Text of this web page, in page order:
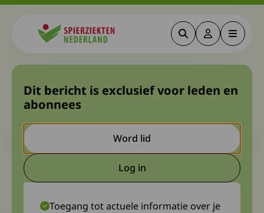
ZoekenDeze link
Menu
Werkgroep Myositis bezoekt
LUMC
Let op. Dit is een ouder bericht. Het kan zijn dat de inhoud niet
meer actueel is.
15 december 2022 werkgroep myositis
Dit bericht is exclusief voor leden en
abonnees
Word lid
Log inDeze link gaat naar een
Toegang tot actuele informatie over je